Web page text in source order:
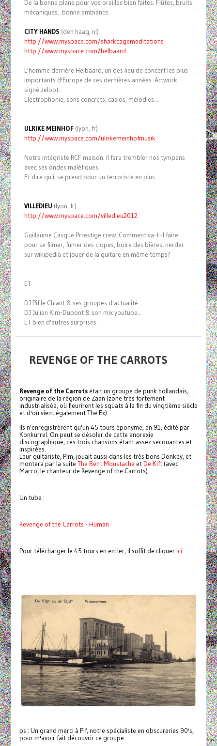
De la bonne plane pour vos oreilles bien faites. Flûtes, bruits
mécaniques...bonne ambiance.
CITY HANDS (den haag, nl)
http://www.myspace.com/sharkcagemeditations
http://www.myspace.com/helbaard
L'homme derrière Helbaard, un des lieu de concert les plus
importants d'Europe de ces dernières années. Artwork
signé zeloot...
Electrophonie, sons concrets, casios, mélodies...
ULRIKE MEINHOF(lyon, fr)
http://www.myspace.com/ulrikemeinhofmusik
Notre intégriste RCF maison. Il fera trembler nos tympans
avec ses ondes maléfiques.
Et dire qu'il se prend pour un terroriste en plus.
VILLEDIEU (lyon, fr)
http://www.myspace.com/villedieu2012
Guillaume Casque Prrestige crew. Comment va-t-il faire
pour se filmer, fumer des clopes, boire des bières, nerder
sur wikipedia et jouer de la guitare en même temps?
ET
DJ Pif le Chiant & ses groupes d'actualité...
DJ Julien Kim-Dupont & son mix youtube...
ET bien d'autres surprises.
REVENGE OF THE CARROTS
Revenge of the Carrotsétait un groupe de punk hollandais,
originaire de la région de Zaan (zone très fortement
industrialisée, où fleurirent les squats à la fin du vingtième siècle
et d'où vient également The Ex).
Ils n'enregistrèrent qu'un 45 tours éponyme, en 91, édité par
Konkurrel. On peut se désoler de cette anorexie
discographique, ces trois chansons étant assez secouantes et
inspirées.
Leur guitariste, Pim, jouait aussi dans les très bons Donkey, et
montera par la suite The Bent Moustache etDe Kift(avec
Marco, le chanteur de Revenge of the Carrots).
Un tube :
Revenge of the Carrots - Human
Pour télécharger le 45 tours en entier, il suffit de cliquerici.
ps : Un grand merci à Pif, notre spécialiste en obscureries 90's,
pour m'avoir fait découvrir ce groupe.